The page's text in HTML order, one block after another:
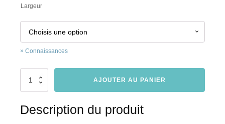
Largeur
Connaissances
rouleau
-
rouleaux
AJOUTER AU PANIER
Description du produit